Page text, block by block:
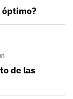
óptimo?
de las